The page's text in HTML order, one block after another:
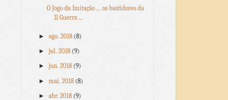
O Jogo da Imitação ... os bastidores da
II Guerra ...
► ago. 2018 (8)
► jul. 2018 (9)
► jun. 2018 (9)
► mai. 2018 (8)
► abr. 2018 (9)